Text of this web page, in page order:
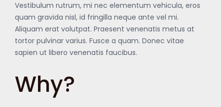
Vestibulum rutrum, mi nec elementum vehicula, eros
quam gravida nisl, id fringilla neque ante vel mi.
Aliquam erat volutpat. Praesent venenatis metus at
tortor pulvinar varius. Fusce a quam. Donec vitae
sapien ut libero venenatis faucibus.
Why?